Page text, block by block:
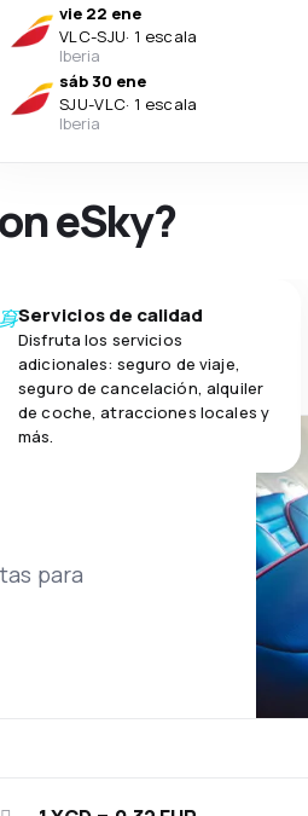
vie 22 ene
VLC-SJU· 1 escala
Iberia
sáb 30 ene
SJU-VLC· 1 escala
Iberia
eSky?
Servicios de calidad
Disfruta los servicios
adicionales: seguro de viaje,
seguro de cancelación, alquiler
de coche, atracciones locales y
más.
para